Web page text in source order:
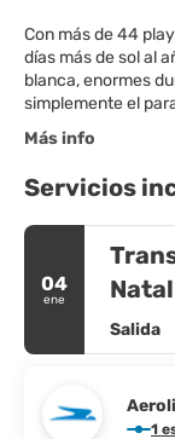
Con más de 44
días más de sol al
blanca, enormes
Más info
Servicios
04
ene
Natal
Salida
1